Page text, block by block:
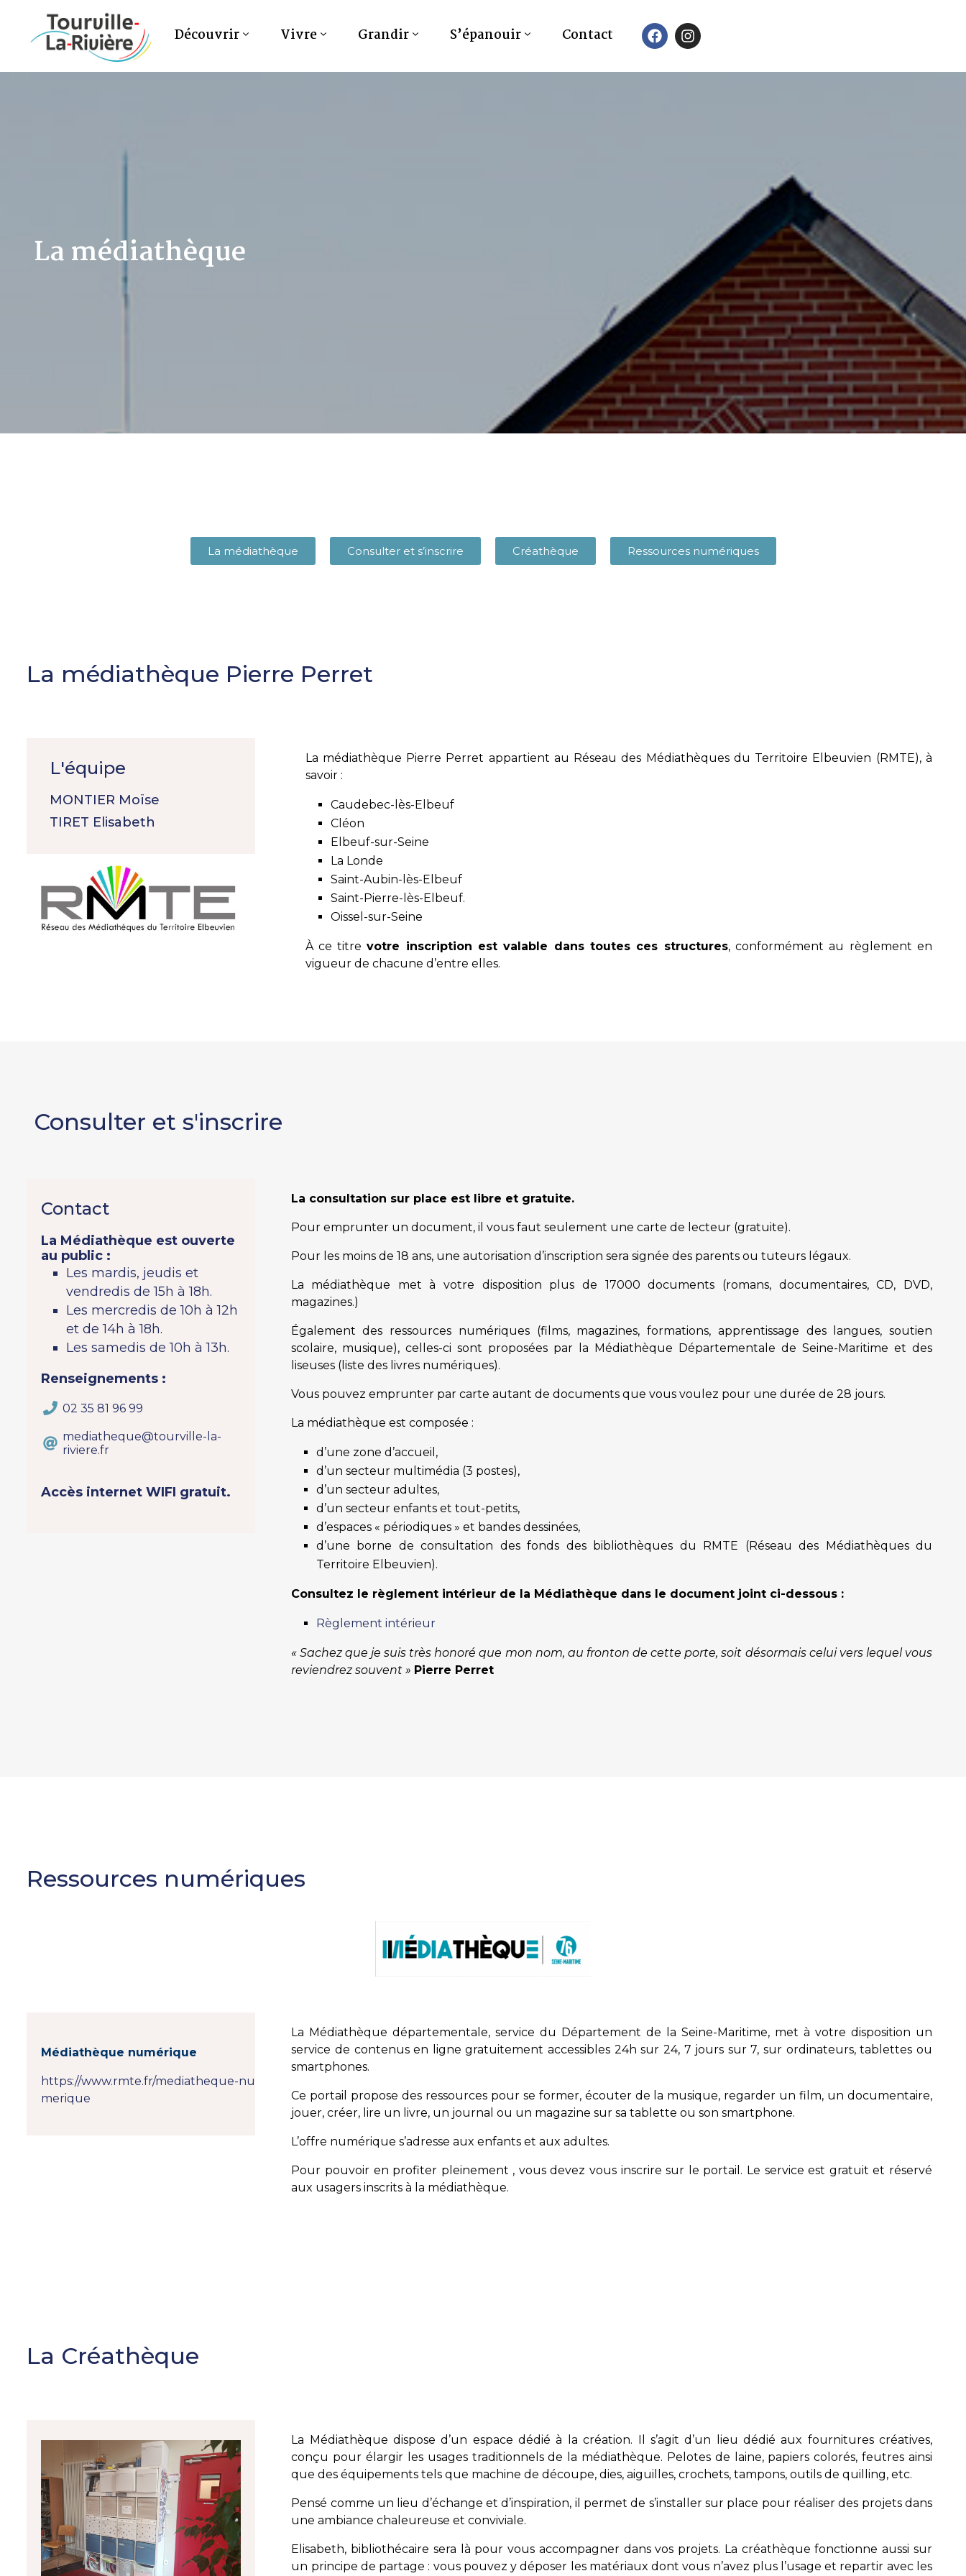
Découvrir Vivre Grandir S’épanouir Contact
La médiathèque
La médiathèque Consulter et s’inscrire Créathèque Ressources numériques
La médiathèque Pierre Perret
L'équipe
MONTIER Moïse
TIRET Elisabeth
La médiathèque Pierre Perret appartient au Réseau des Médiathèques du Territoire Elbeuvien (RMTE), à
savoir :
Caudebec-lès-Elbeuf
Cléon
Elbeuf-sur-Seine
La Londe
Saint-Aubin-lès-Elbeuf
Saint-Pierre-lès-Elbeuf.
Oissel-sur-Seine
À ce titrevotre inscription est valable dans toutes ces structures, conformément au règlement en
vigueur de chacune d’entre elles.
Consulter et s'inscrire
Contact
La Médiathèque est ouverte
au public :
Les mardis, jeudis et
vendredis de 15h à 18h.
Les mercredis de 10h à 12h
et de 14h à 18h.
Les samedis de 10h à 13h.
Renseignements :
02 35 81 96 99
mediatheque@tourville-la-
riviere.fr
Accès internet WIFI gratuit.
La consultation sur place est libre et gratuite.
Pour emprunter un document, il vous faut seulement une carte de lecteur (gratuite).
Pour les moins de 18 ans, une autorisation d’inscription sera signée des parents ou tuteurs légaux.
La médiathèque met à votre disposition plus de 17000 documents (romans, documentaires, CD, DVD,
magazines.)
Également des ressources numériques (films, magazines, formations, apprentissage des langues, soutien
scolaire, musique), celles-ci sont proposées par la Médiathèque Départementale de Seine-Maritime et des
liseuses (liste des livres numériques).
Vous pouvez emprunter par carte autant de documents que vous voulez pour une durée de 28 jours.
La médiathèque est composée :
d’une zone d’accueil,
d’un secteur multimédia (3 postes),
d’un secteur adultes,
d’un secteur enfants et tout-petits,
d’espaces « périodiques » et bandes dessinées,
d’une borne de consultation des fonds des bibliothèques du RMTE (Réseau des Médiathèques du
Territoire Elbeuvien).
Consultez le règlement intérieur de la Médiathèque dans le document joint ci-dessous :
Règlement intérieur
« Sachez que je suis très honoré que mon nom, au fronton de cette porte, soit désormais celui vers lequel vous
reviendrez souvent » Pierre Perret
Ressources numériques
Médiathèque numérique
https://www.rmte.fr/mediatheque-nu
merique
La Médiathèque départementale, service du Département de la Seine-Maritime, met à votre disposition un
service de contenus en ligne gratuitement accessibles 24h sur 24, 7 jours sur 7, sur ordinateurs, tablettes ou
smartphones.
Ce portail propose des ressources pour se former, écouter de la musique, regarder un film, un documentaire,
jouer, créer, lire un livre, un journal ou un magazine sur sa tablette ou son smartphone.
L’offre numérique s’adresse aux enfants et aux adultes.
Pour pouvoir en profiter pleinement , vous devez vous inscrire sur le portail. Le service est gratuit et réservé
aux usagers inscrits à la médiathèque.
La Créathèque
La Médiathèque dispose d’un espace dédié à la création. Il s’agit d’un lieu dédié aux fournitures créatives,
conçu pour élargir les usages traditionnels de la médiathèque. Pelotes de laine, papiers colorés, feutres ainsi
que des équipements tels que machine de découpe, dies, aiguilles, crochets, tampons, outils de quilling, etc.
Pensé comme un lieu d’échange et d’inspiration, il permet de s’installer sur place pour réaliser des projets dans
une ambiance chaleureuse et conviviale.
Elisabeth, bibliothécaire sera là pour vous accompagner dans vos projets. La créathèque fonctionne aussi sur
un principe de partage : vous pouvez y déposer les matériaux dont vous n’avez plus l’usage et repartir avec les